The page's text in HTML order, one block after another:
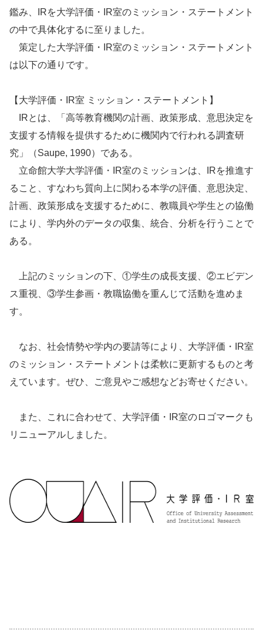
鑑み、IRを大学評価・IR室のミッション・ステートメント
の中で具体化するに至りました。
策定した大学評価・IR室のミッション・ステートメント
は以下の通りです。
【大学評価・IR室 ミッション・ステートメント】
IRとは、「高等教育機関の計画、政策形成、意思決定を
支援する情報を提供するために機関内で行われる調査研
究」（Saupe, 1990）である。
立命館大学大学評価・IR室のミッションは、IRを推進す
ること、すなわち質向上に関わる本学の評価、意思決定、
計画、政策形成を支援するために、教職員や学生との協働
により、学内外のデータの収集、統合、分析を行うことで
ある。
上記のミッションの下、①学生の成長支援、②エビデン
ス重視、③学生参画・教職協働を重んじて活動を進めま
す。
なお、社会情勢や学内の要請等により、大学評価・IR室
のミッション・ステートメントは柔軟に更新するものと考
えています。ぜひ、ご意見やご感想などお寄せください。
また、これに合わせて、大学評価・IR室のロゴマークも
リニューアルしました。